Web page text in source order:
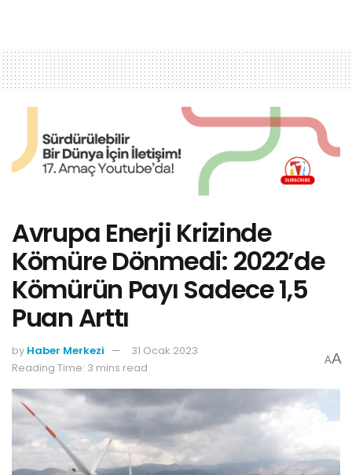
Avrupa Enerji Krizinde
Kömüre Dönmedi: 2022’de
Kömürün Payı Sadece 1,5
Puan Arttı
by Haber Merkezi
31 Ocak 2023
Reading Time: 3 mins read
AA